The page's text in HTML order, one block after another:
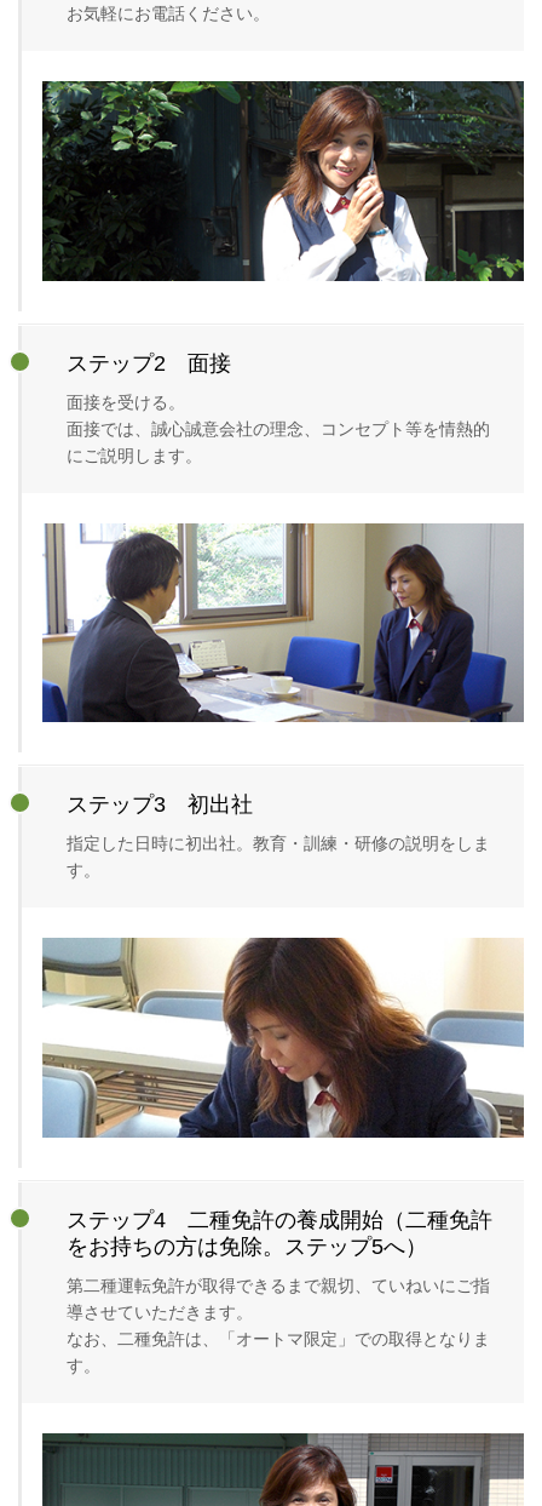
お気軽にお電話ください。
ステップ2 面接
面接を受ける。
面接では、誠心誠意会社の理念、コンセプト等を情熱的
にご説明します。
ステップ3 初出社
指定した日時に初出社。教育・訓練・研修の説明をしま
す。
ステップ4 二種免許の養成開始（二種免許
をお持ちの方は免除。ステップ5へ）
第二種運転免許が取得できるまで親切、ていねいにご指
導させていただきます。
なお、二種免許は、「オートマ限定」での取得となりま
す。